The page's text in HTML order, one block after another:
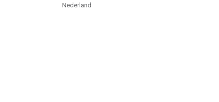
Nederland